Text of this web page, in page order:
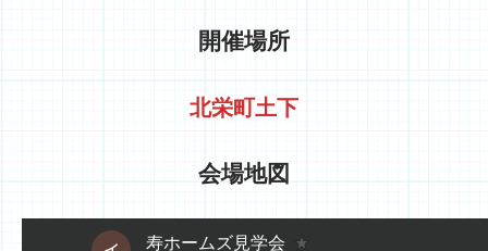
開催場所
北栄町土下
会場地図